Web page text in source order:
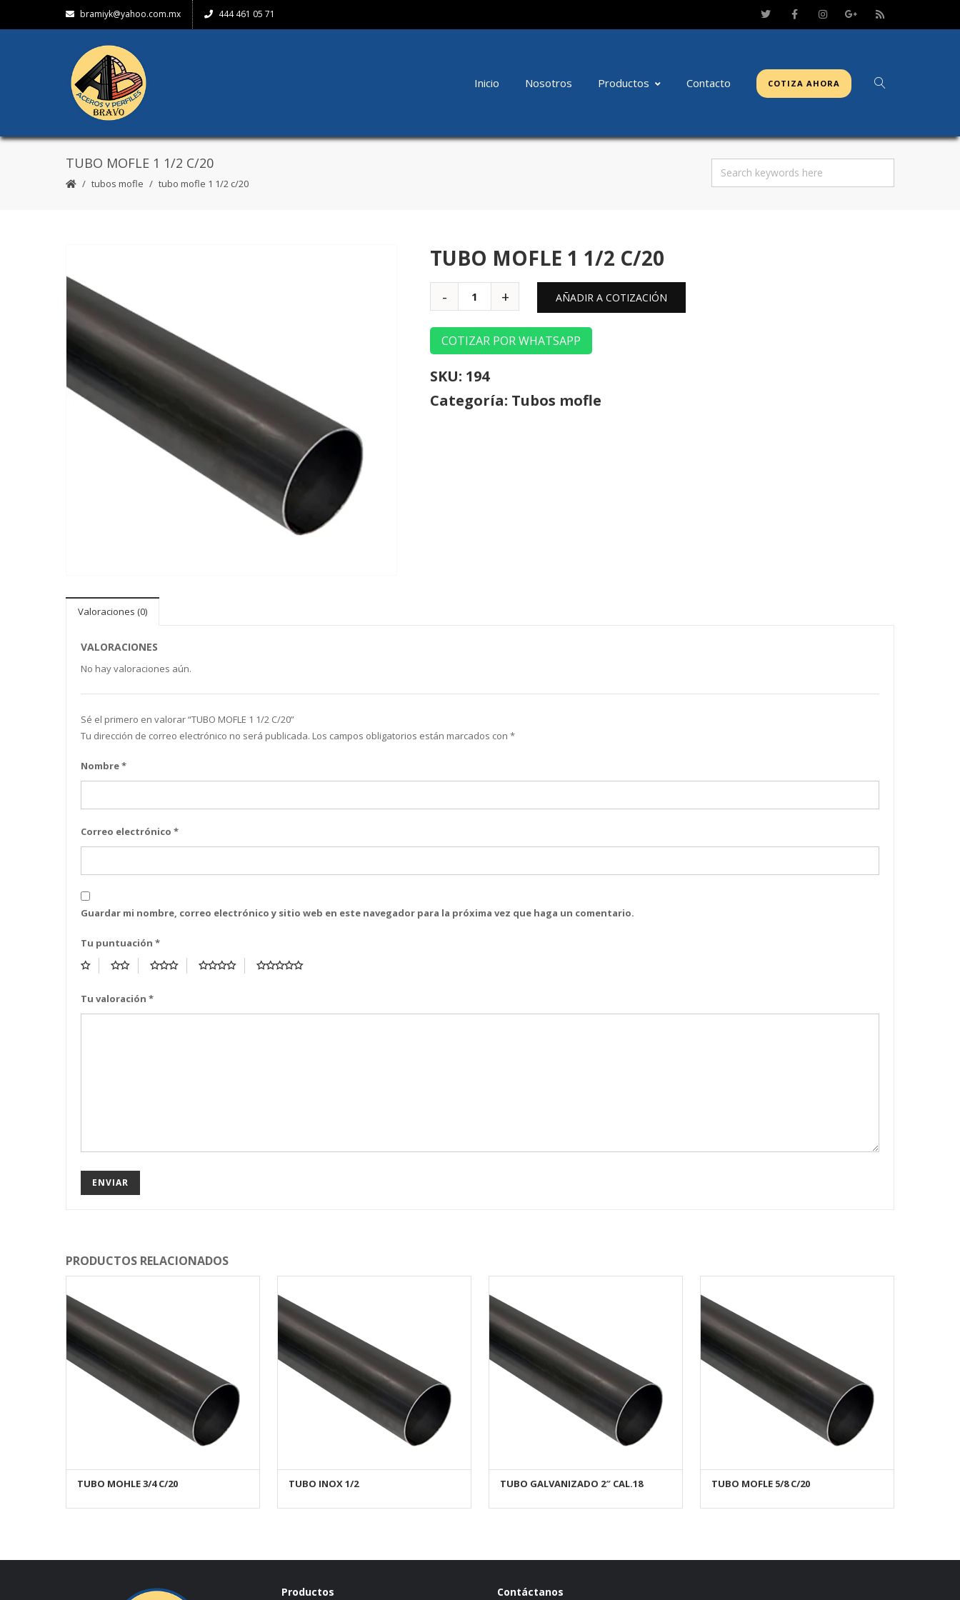
bramiyk@yahoo.com.mx 444 461 05 71
Inicio Nosotros Productos Contacto COTIZA AHORA
TUBO MOFLE 1 1/2 C/20
tubos mofle tubo mofle 1 1/2 c/20
TUBO MOFLE 1 1/2 C/20
AÑADIR A COTIZACIÓN
COTIZAR POR WHATSAPP
SKU: 194
Categoría: Tubos mofle
Valoraciones (0)
VALORACIONES
No hay valoraciones aún.
Sé el primero en valorar “TUBO MOFLE 1 1/2 C/20”
Tu dirección de correo electrónico no será publicada. Los campos obligatorios están marcados con *
Nombre*
Correo electrónico *
Guardar mi nombre, correo electrónico y sitio web en este navegador para la próxima vez que haga un comentario.
Tu puntuación *
Tu valoración *
PRODUCTOS RELACIONADOS
AÑADIR AL CARRITO
TUBO MOHLE 3/4 C/20 AÑADIR AL CARRITO
TUBO INOX 1/2 AÑADIR AL CARRITO
TUBO GALVANIZADO 2″ CAL.18 AÑADIR AL CARRITO
TUBO MOFLE 5/8 C/20
Productos Contáctanos